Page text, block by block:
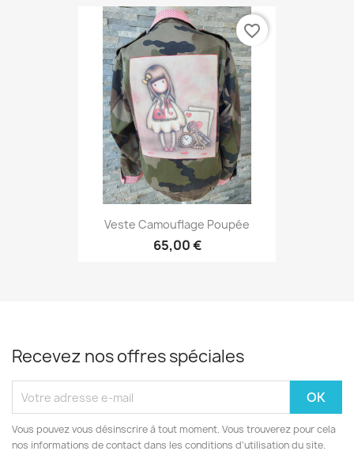
Veste Camouflage Poupée
65,00 €
favorite_border
Recevez nos offres spéciales
Vous pouvez vous désinscrire à tout moment. Vous trouverez pour cela
nos informations de contact dans les conditions d'utilisation du site.